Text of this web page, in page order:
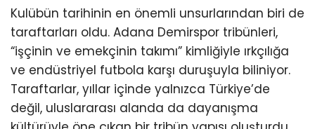
Kulübün tarihinin en önemli unsurlarından biri de
taraftarları oldu. Adana Demirspor tribünleri,
“işçinin ve emekçinin takımı” kimliğiyle ırkçılığa
ve endüstriyel futbola karşı duruşuyla biliniyor.
Taraftarlar, yıllar içinde yalnızca Türkiye’de
değil, uluslararası alanda da dayanışma